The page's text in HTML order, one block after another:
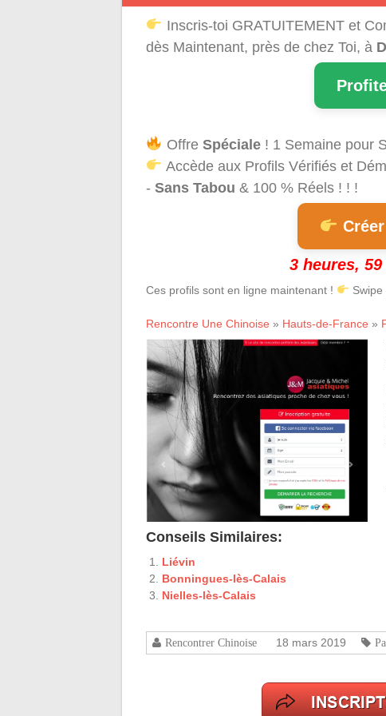
Inscris-toi GRATUITEMENT et
dès Maintenant, près de chez Toi, à
Offre Spéciale! 1 Semaine pour
Accède aux Profils Vérifiés et
- Sans Tabou & 100 % Réels ! ! !
3 heures,
Ces profils sont en ligne maintenant !
Rencontre Une Chinoise » Hauts-de-France »
Conseils Similaires:
Liévin
Bonningues-lès-Calais
Nielles-lès-Calais
Rencontrer Chinoise 18 mars 2019